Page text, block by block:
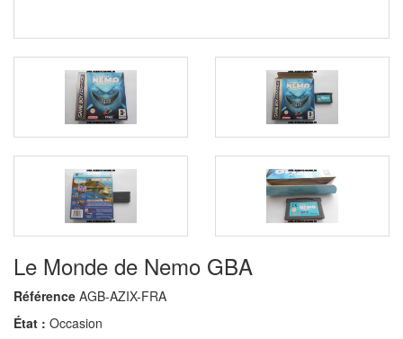
Le Monde de Nemo GBA
Référence AGB-AZIX-FRA
État : Occasion